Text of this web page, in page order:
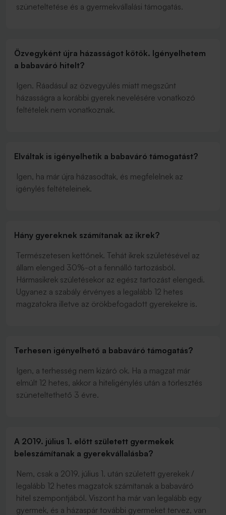
szüneteltetése és a gyermekvállalási támogatás.
Özvegyként újra házasságot kötök. Igényelhetem
a babaváró hitelt?
Igen. Ráadásul az özvegyülés miatt megszűnt
házasságra a korábbi gyerek nevelésére vonatkozó
feltételek nem vonatkoznak.
Elváltak is igényelhetik a babaváró támogatást?
Igen, ha már újra házasodtak, és megfelelnek az
igénylés feltételeinek.
Hány gyereknek számítanak az ikrek?
Természetesen kettőnek. Tehát ikrek születésével az
állam elenged 30%-ot a fennálló tartozásból.
Hármasikrek születésekor az egész tartozást elengedi.
Ugyanez a szabály érvényes a legalább 12 hetes
magzatokra illetve az örökbefogadott gyerekekre is.
Terhesen igényelhető a babaváró támogatás?
Igen, a terhesség nem kizáró ok. Ha a magzat már
elmúlt 12 hetes, akkor a hiteligénylés után a törlesztés
szüneteltethető 3 évre.
A 2019. július 1. előtt született gyermekek
beleszámítanak a gyerekvállalásba?
Nem, csak a 2019. július 1. után született gyerekek /
legalább 12 hetes magzatok számítanak a babaváró
hitel szempontjából. Viszont ha már van legalább egy
gyermek, és a házaspár további gyermeket tervez, van